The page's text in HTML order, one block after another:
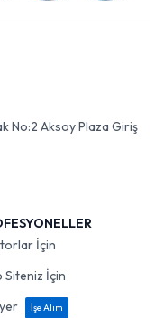
No:2 Aksoy Plaza Giriş
İçin
Siteniz İçin
İşe Alım